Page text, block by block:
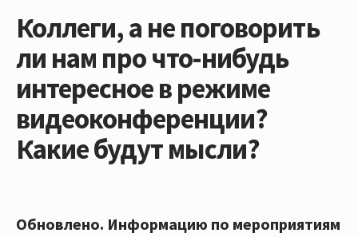
Коллеги, а не поговорить
ли нам про что-нибудь
интересное в режиме
видеоконференции?
Какие будут мысли?
Обновлено. Информацию по мероприятиям